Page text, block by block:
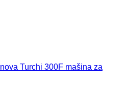
nova Turchi 300F mašina za